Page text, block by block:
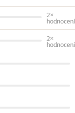
2×
hodnocení
2×
hodnocení